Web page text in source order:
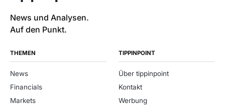
News und Analysen.
Auf den Punkt.
THEMEN
News
Financials
Markets
TIPPINPOINT
Über tippinpoint
Kontakt
Werbung